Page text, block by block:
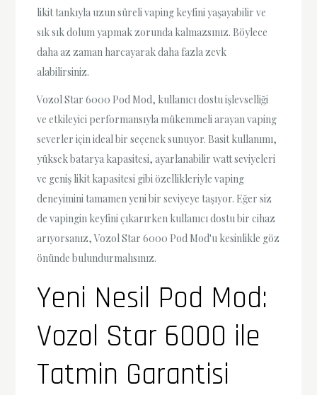
likit tankıyla uzun süreli vaping keyfini yaşayabilir ve
sık sık dolum yapmak zorunda kalmazsınız. Böylece
daha az zaman harcayarak daha fazla zevk
alabilirsiniz.
Vozol Star 6000 Pod Mod, kullanıcı dostu işlevselliği
ve etkileyici performansıyla mükemmeli arayan vaping
severler için ideal bir seçenek sunuyor. Basit kullanımı,
yüksek batarya kapasitesi, ayarlanabilir watt seviyeleri
ve geniş likit kapasitesi gibi özellikleriyle vaping
deneyimini tamamen yeni bir seviyeye taşıyor. Eğer siz
de vapingin keyfini çıkarırken kullanıcı dostu bir cihaz
arıyorsanız, Vozol Star 6000 Pod Mod'u kesinlikle göz
önünde bulundurmalısınız.
Yeni Nesil Pod Mod:
Vozol Star 6000 ile
Tatmin Garantisi